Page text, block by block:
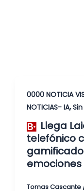
0000 NOTICIA
NOTICIAS- IA,
Llega
telefónico
Tomas Cascante